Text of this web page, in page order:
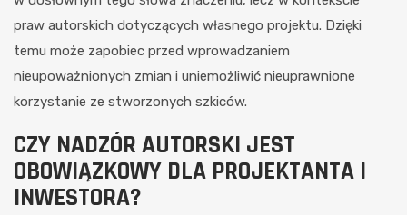
praw autorskich dotyczących własnego projektu. Dzięki
temu może zapobiec przed wprowadzaniem
nieupoważnionych zmian i uniemożliwić nieuprawnione
korzystanie ze stworzonych szkiców.
CZY NADZÓR AUTORSKI JEST
OBOWIĄZKOWY DLA PROJEKTANTA I
INWESTORA?